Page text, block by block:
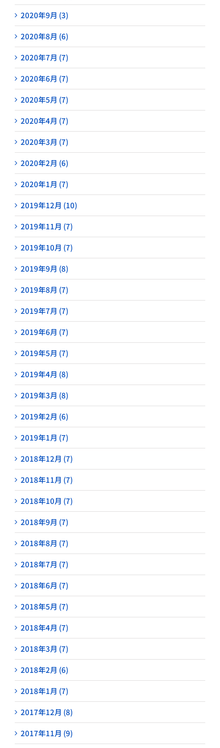
2020年9月 (3)
2020年8月 (6)
2020年7月 (7)
2020年6月 (7)
2020年5月 (7)
2020年4月 (7)
2020年3月 (7)
2020年2月 (6)
2020年1月 (7)
2019年12月 (10)
2019年11月 (7)
2019年10月 (7)
2019年9月 (8)
2019年8月 (7)
2019年7月 (7)
2019年6月 (7)
2019年5月 (7)
2019年4月 (8)
2019年3月 (8)
2019年2月 (6)
2019年1月 (7)
2018年12月 (7)
2018年11月 (7)
2018年10月 (7)
2018年9月 (7)
2018年8月 (7)
2018年7月 (7)
2018年6月 (7)
2018年5月 (7)
2018年4月 (7)
2018年3月 (7)
2018年2月 (6)
2018年1月 (7)
2017年12月 (8)
2017年11月 (9)